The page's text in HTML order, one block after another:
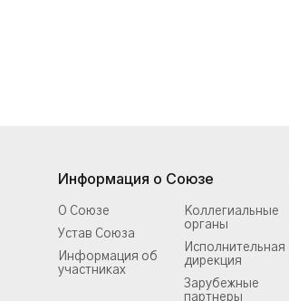
Информация о Союзе
О Союзе
Устав Союза
Информация об
участниках
Коллегиальные
органы
Исполнительная
дирекция
Зарубежные
партнеры